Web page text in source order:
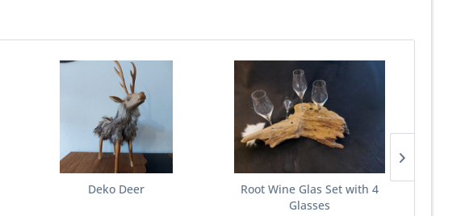
Deko Deer
Root Wine Glas Set with 4
Glasses